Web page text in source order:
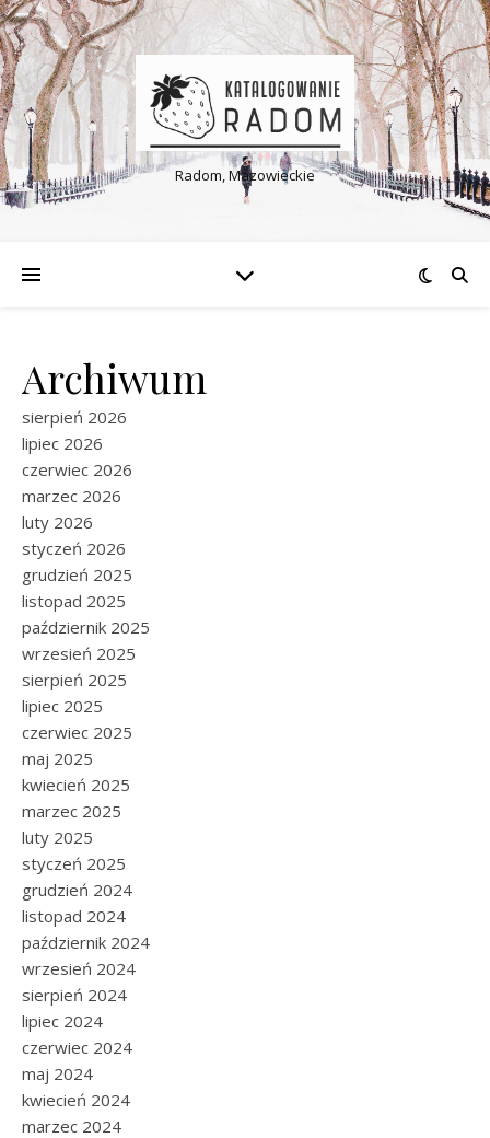
Radom, Mazowieckie
Archiwum
sierpień 2026
lipiec 2026
czerwiec 2026
marzec 2026
luty 2026
styczeń 2026
grudzień 2025
listopad 2025
październik 2025
wrzesień 2025
sierpień 2025
lipiec 2025
czerwiec 2025
maj 2025
kwiecień 2025
marzec 2025
luty 2025
styczeń 2025
grudzień 2024
listopad 2024
październik 2024
wrzesień 2024
sierpień 2024
lipiec 2024
czerwiec 2024
maj 2024
kwiecień 2024
marzec 2024